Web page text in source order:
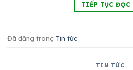
TIẾP TỤC ĐỌC
Đã đăng trong Tin tức
TIN TỨC